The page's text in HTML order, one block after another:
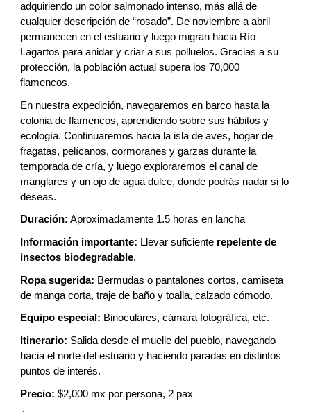
adquiriendo un color salmonado intenso, más allá de
cualquier descripción de “rosado”. De noviembre a abril
permanecen en el estuario y luego migran hacia Río
Lagartos para anidar y criar a sus polluelos. Gracias a su
protección, la población actual supera los 70,000
flamencos.
En nuestra expedición, navegaremos en barco hasta la
colonia de flamencos, aprendiendo sobre sus hábitos y
ecología. Continuaremos hacia la isla de aves, hogar de
fragatas, pelícanos, cormoranes y garzas durante la
temporada de cría, y luego exploraremos el canal de
manglares y un ojo de agua dulce, donde podrás nadar si lo
deseas.
Duración: Aproximadamente 1.5 horas en lancha
Información importante: Llevar suficiente repelente de
insectos biodegradable.
Ropa sugerida: Bermudas o pantalones cortos, camiseta
de manga corta, traje de baño y toalla, calzado cómodo.
Equipo especial: Binoculares, cámara fotográfica, etc.
Itinerario: Salida desde el muelle del pueblo, navegando
hacia el norte del estuario y haciendo paradas en distintos
puntos de interés.
Precio: $2,000 mx por persona, 2 pax